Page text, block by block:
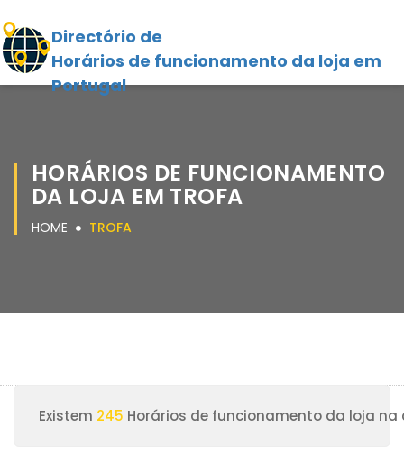
Directório de
Horários de funcionamento da loja em
Portugal
HORÁRIOS DE FUNCIONAMENTO
DA LOJA EM TROFA
HOME TROFA
Existem 245 Horários de funcionamento da loja na